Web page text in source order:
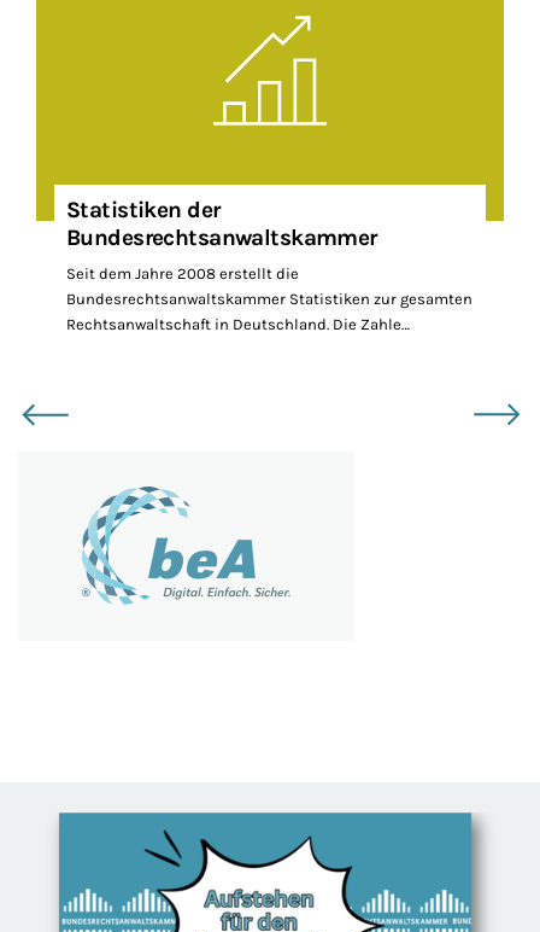
Statistiken der
Bundesrechtsanwaltskammer
Seit dem Jahre 2008 erstellt die
Bundesrechtsanwaltskammer Statistiken zur gesamten
Rechtsanwaltschaft in Deutschland. Die Zahle…
Bildergalerie überspringen